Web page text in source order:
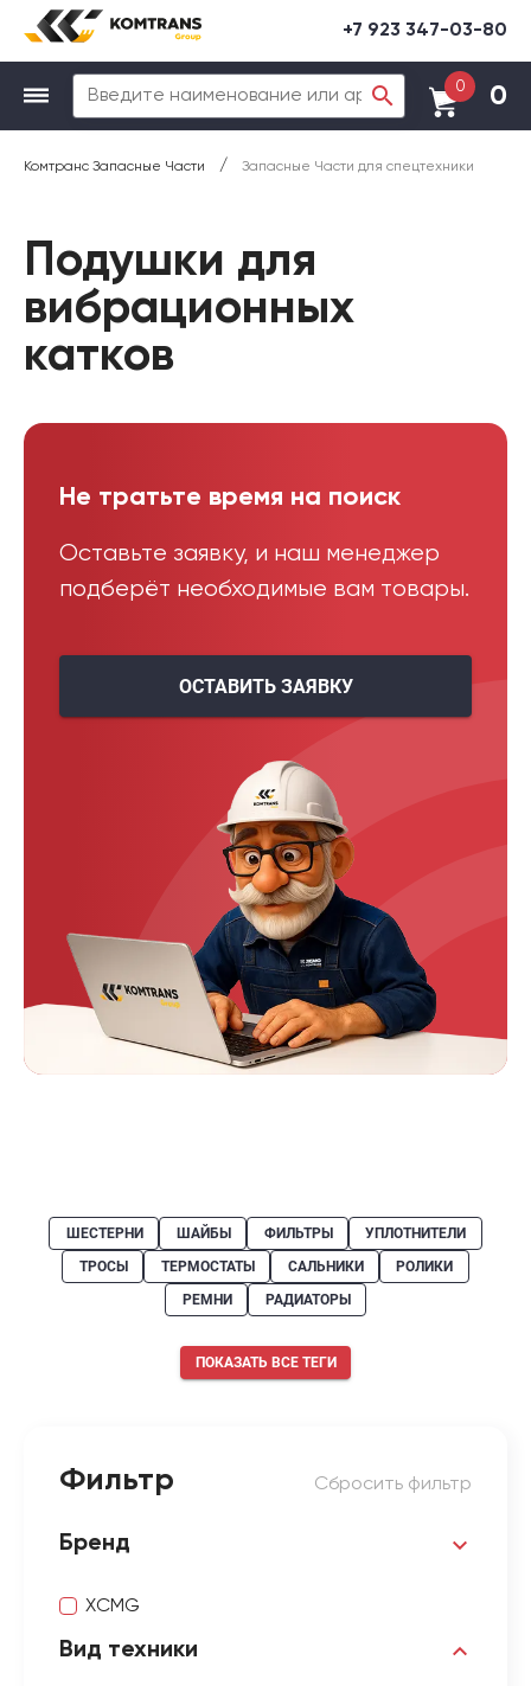
+7 923 347-03-80
0 0
Комтранс Запасные Части / Запасные Части для спецтехники
Подушки для
вибрационных
катков
Не тратьте время на поиск
Оставьте заявку, и наш менеджер
подберёт необходимые вам товары.
ОСТАВИТЬ ЗАЯВКУ
ШЕСТЕРНИ ШАЙБЫ ФИЛЬТРЫ
УПЛОТНИТЕЛИ
ТРОСЫ
ТЕРМОСТАТЫ САЛЬНИКИ
РОЛИКИ
РЕМНИ
РАДИАТОРЫ
ПОКАЗАТЬ ВСЕ ТЕГИ
Фильтр Сбросить фильтр
Бренд
XCMG
Вид техники